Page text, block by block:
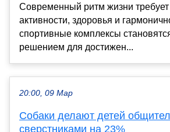
Современный ритм жизни требует
активности, здоровья и
спортивные комплексы
решением для достижен...
20:00, 09 Мар
Собаки делают детей
сверстниками на 23%